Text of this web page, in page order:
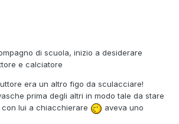
di scuola, inizio a desiderare
e calciatore
era un altro figo da sculacciare!
prima degli altri in modo tale da stare
lui a chiacchierare
aveva uno